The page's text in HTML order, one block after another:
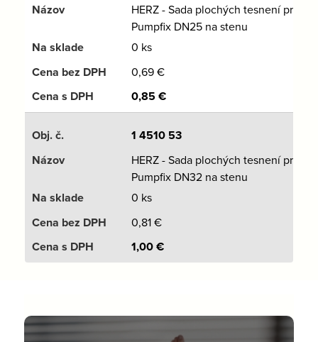
HERZ - Sada plochých tesnení pre
Pumpfix DN25 na stenu
0 ks
0,69€
0,85€
1 4510 53
HERZ - Sada plochých tesnení pre
Pumpfix DN32 na stenu
0 ks
0,81€
1,00€